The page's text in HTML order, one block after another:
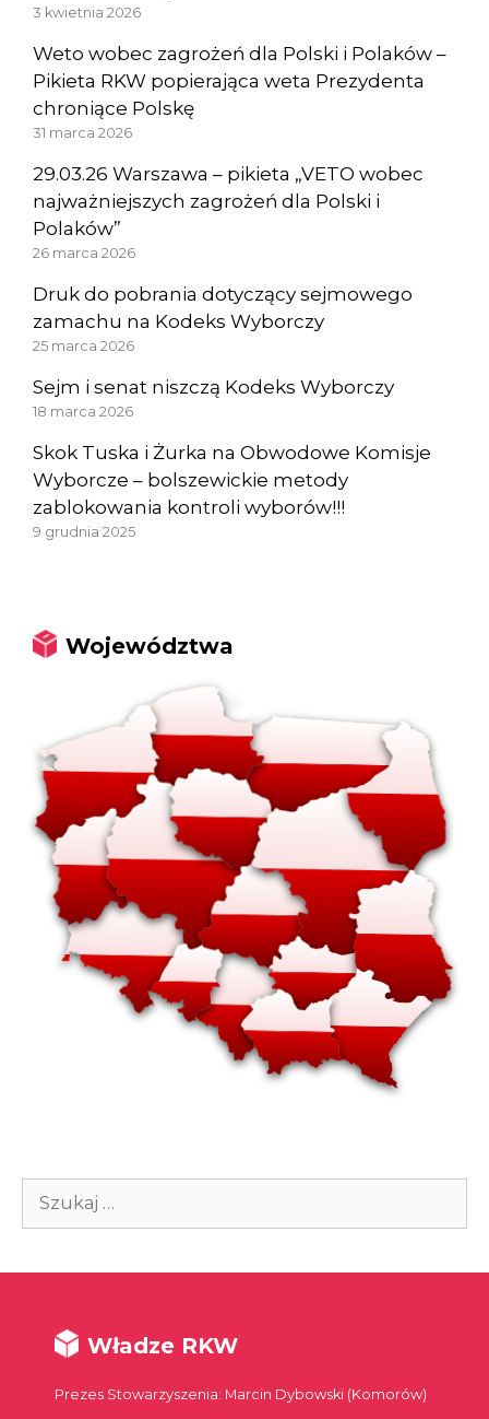
3 kwietnia 2026
Weto wobec zagrożeń dla Polski i Polaków –
Pikieta RKW popierająca weta Prezydenta
chroniące Polskę
31 marca 2026
29.03.26 Warszawa – pikieta „VETO wobec
najważniejszych zagrożeń dla Polski i
Polaków”
26 marca 2026
Druk do pobrania dotyczący sejmowego
zamachu na Kodeks Wyborczy
25 marca 2026
Sejm i senat niszczą Kodeks Wyborczy
18 marca 2026
Skok Tuska i Żurka na Obwodowe Komisje
Wyborcze – bolszewickie metody
zablokowania kontroli wyborów!!!
9 grudnia 2025
Województwa
Szukaj:
Władze RKW
Prezes Stowarzyszenia: Marcin Dybowski (Komorów)